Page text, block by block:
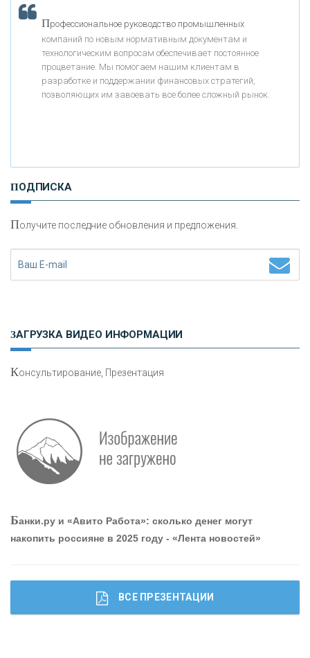
«БАНК ВОЗРОЖДЕНИЕ»
АО «КРЕДИТ ЕВРОПА БАНК»
«НАЦИОНАЛЬНЫЙ КЛИРИНГОВЫЙ ЦЕНТР»
«ФК ОТКРЫТИЕ»
«ПРОМРЕГИОНБАНК»
ОНАС
КОНТАКТЫ
Профессиональное руководство промышленных
компаний по новым нормативным документам и
технологическим вопросам обеспечивает постоянное
процветание. Мы помогаем нашим клиентам в
разработке и поддержании финансовых стратегий,
позволяющих им завоевать все более сложный рынок.
ПОДПИСКА
Получите последние обновления и предложения.
ЗАГРУЗКА ВИДЕО ИНФОРМАЦИИ
Консультирование, Презентация
Банки.ру и «Авито Работа»: сколько денег могут
накопить россияне в 2025 году - «Лента новостей»
ВСЕ ПРЕЗЕНТАЦИИ